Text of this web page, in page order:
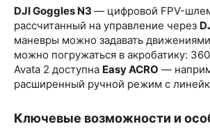
DJI Goggles N3 — цифровой FPV-
рассчитанный на управление через
маневры можно задавать
можно погружаться в акробатику:
Avata 2 доступна Easy ACRO —
расширенный ручной режим с
Ключевые возможности и